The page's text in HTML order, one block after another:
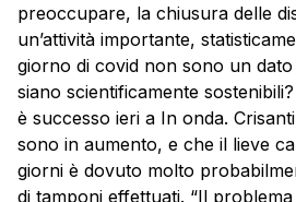
preoccupare, la chiusura delle
un’attività importante,
giorno di covid non sono un
siano scientificamente
è successo ieri a In onda.
sono in aumento, e che il lieve
giorni è dovuto molto
di tamponi effettuati. “Il